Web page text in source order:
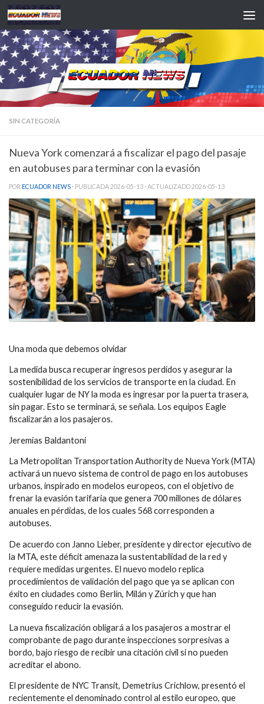
Saltar al contenido
SIN CATEGORÍA
Nueva York comenzará a fiscalizar el pago del pasaje
en autobuses para terminar con la evasión
POR ECUADOR NEWS · PUBLICADA2026-05-13 · ACTUALIZADO2026-05-13
Una moda que debemos olvidar
La medida busca recuperar ingresos perdidos y asegurar la
sostenibilidad de los servicios de transporte en la ciudad. En
cualquier lugar de NY la moda es ingresar por la puerta trasera,
sin pagar. Esto se terminará, se señala. Los equipos Eagle
fiscalizarán a los pasajeros.
Jeremías Baldantoni
La Metropolitan Transportation Authority de Nueva York (MTA)
activará un nuevo sistema de control de pago en los autobuses
urbanos, inspirado en modelos europeos, con el objetivo de
frenar la evasión tarifaria que genera 700 millones de dólares
anuales en pérdidas, de los cuales 568 corresponden a
autobuses.
De acuerdo con Janno Lieber, presidente y director ejecutivo de
la MTA, este déficit amenaza la sustentabilidad de la red y
requiere medidas urgentes. El nuevo modelo replica
procedimientos de validación del pago que ya se aplican con
éxito en ciudades como Berlín, Milán y Zúrich y que han
conseguido reducir la evasión.
La nueva fiscalización obligará a los pasajeros a mostrar el
comprobante de pago durante inspecciones sorpresivas a
bordo, bajo riesgo de recibir una citación civil si no pueden
acreditar el abono.
El presidente de NYC Transit, Demetrius Crichlow, presentó el
recientemente el denominado control al estilo europeo, que